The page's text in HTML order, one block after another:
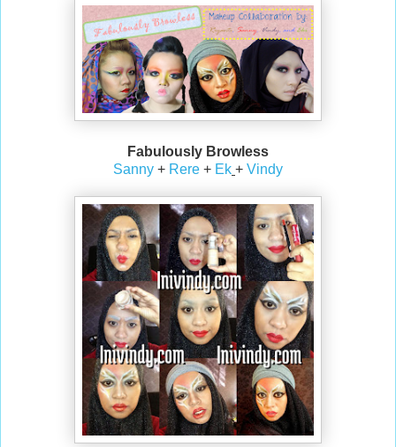
Fabulously Browless
Sanny + Rere + Ek + Vindy